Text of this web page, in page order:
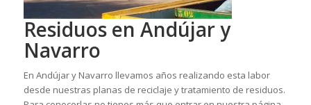
Residuos en Andújar y
Navarro
En Andújar y Navarro llevamos años realizando esta labor
desde nuestras planas de reciclaje y tratamiento de residuos.